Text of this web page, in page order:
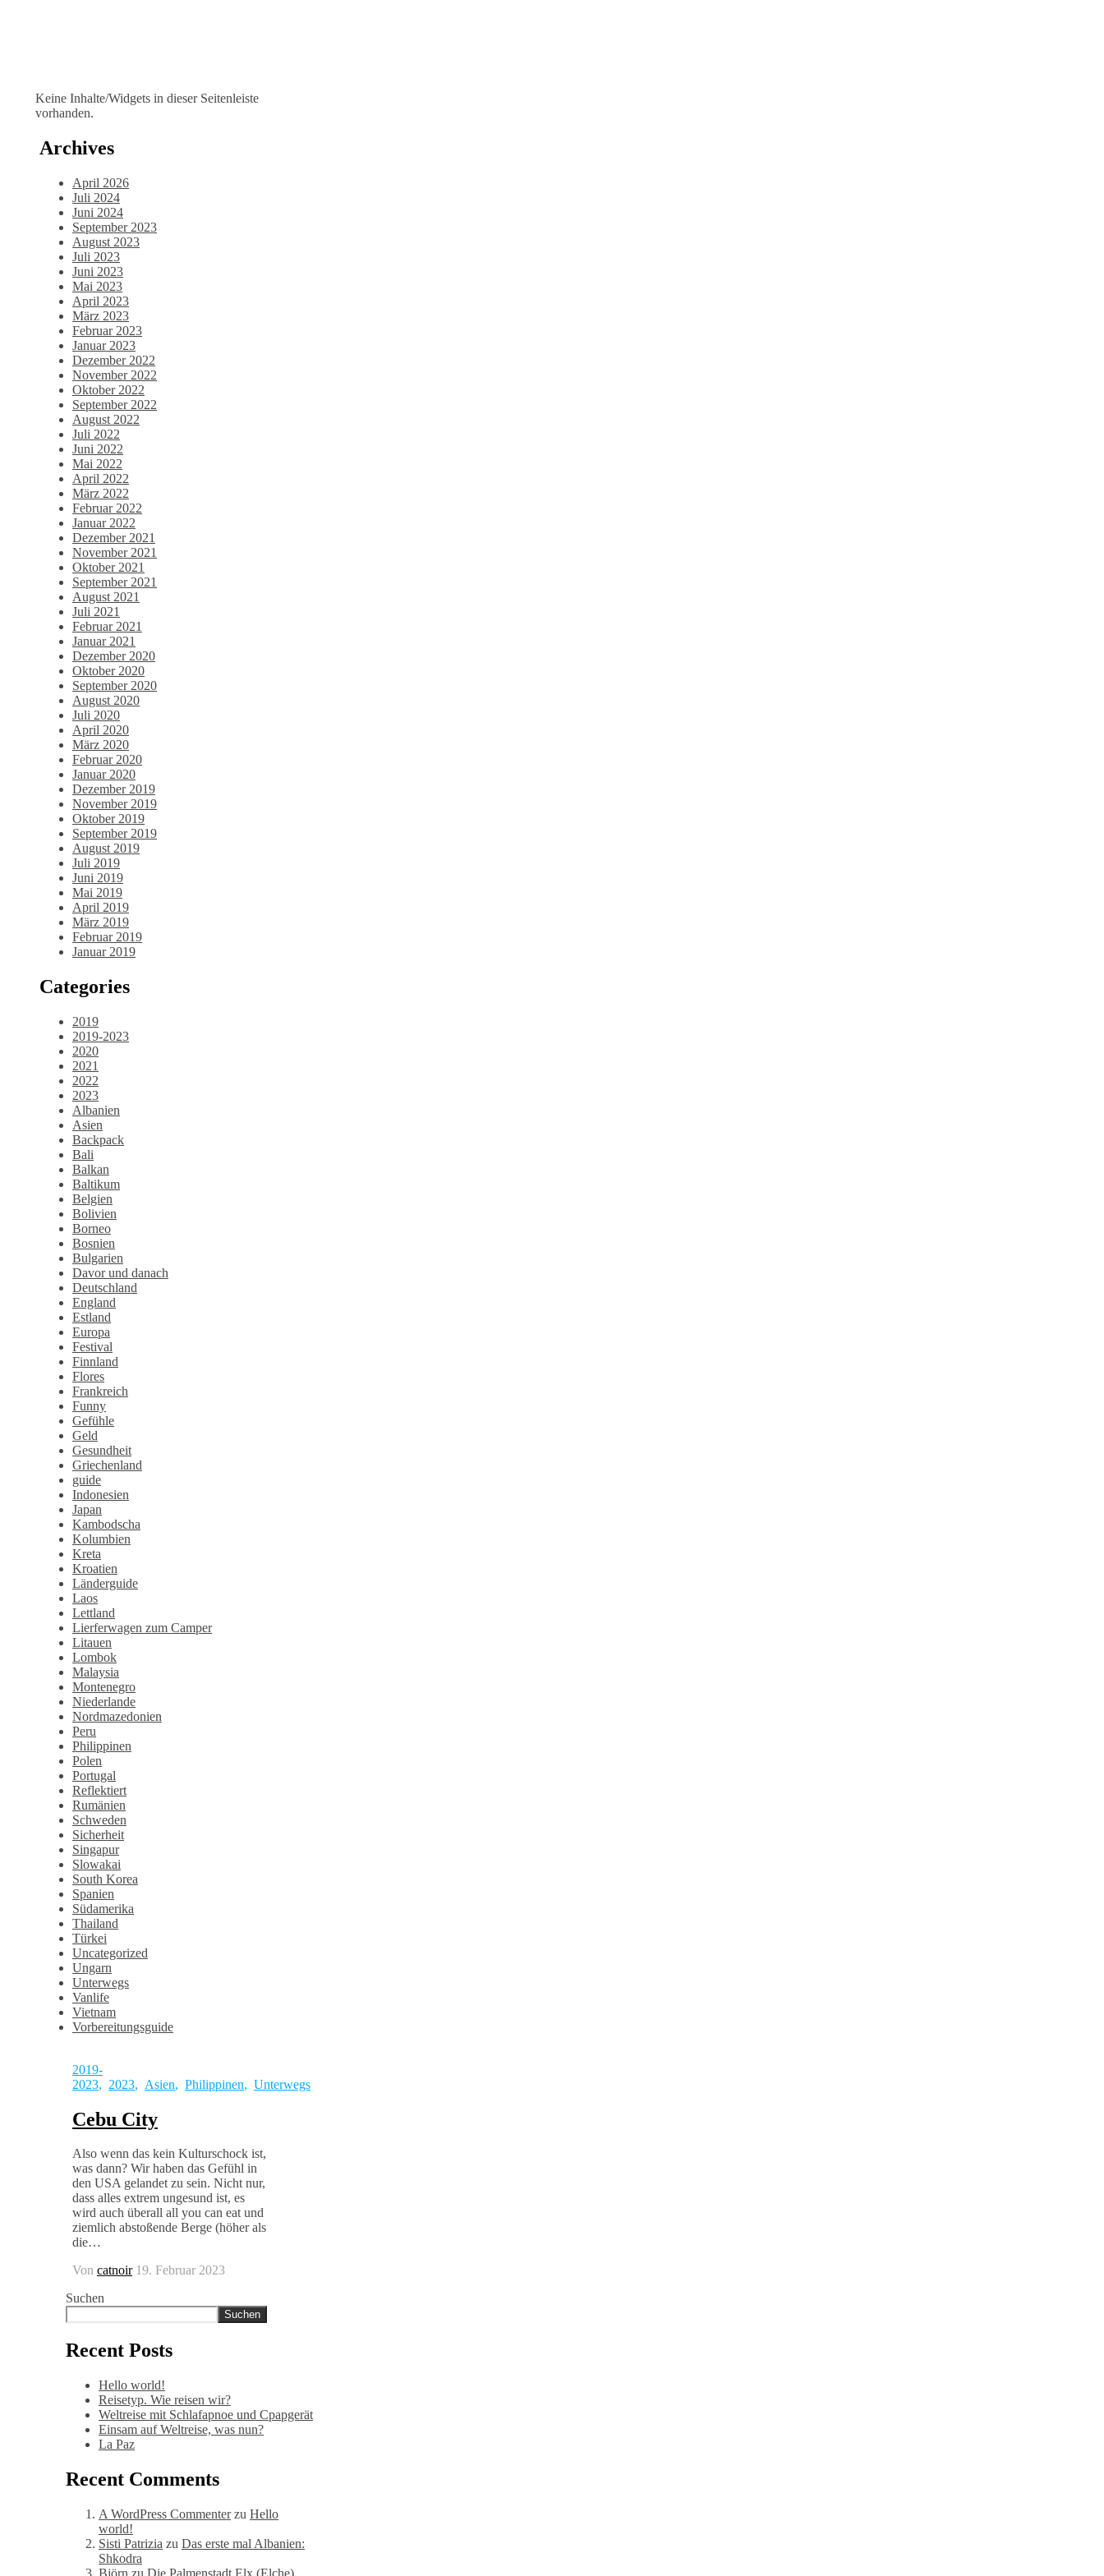
Keine Inhalte/Widgets in dieser Seitenleiste
vorhanden.
Archives
April 2026
Juli 2024
Juni 2024
September 2023
August 2023
Juli 2023
Juni 2023
Mai 2023
April 2023
März 2023
Februar 2023
Januar 2023
Dezember 2022
November 2022
Oktober 2022
September 2022
August 2022
Juli 2022
Juni 2022
Mai 2022
April 2022
März 2022
Februar 2022
Januar 2022
Dezember 2021
November 2021
Oktober 2021
September 2021
August 2021
Juli 2021
Februar 2021
Januar 2021
Dezember 2020
Oktober 2020
September 2020
August 2020
Juli 2020
April 2020
März 2020
Februar 2020
Januar 2020
Dezember 2019
November 2019
Oktober 2019
September 2019
August 2019
Juli 2019
Juni 2019
Mai 2019
April 2019
März 2019
Februar 2019
Januar 2019
Categories
2019
2019-2023
2020
2021
2022
2023
Albanien
Asien
Backpack
Bali
Balkan
Baltikum
Belgien
Bolivien
Borneo
Bosnien
Bulgarien
Davor und danach
Deutschland
England
Estland
Europa
Festival
Finnland
Flores
Frankreich
Funny
Gefühle
Geld
Gesundheit
Griechenland
guide
Indonesien
Japan
Kambodscha
Kolumbien
Kreta
Kroatien
Länderguide
Laos
Lettland
Lierferwagen zum Camper
Litauen
Lombok
Malaysia
Montenegro
Niederlande
Nordmazedonien
Peru
Philippinen
Polen
Portugal
Reflektiert
Rumänien
Schweden
Sicherheit
Singapur
Slowakai
South Korea
Spanien
Südamerika
Thailand
Türkei
Uncategorized
Ungarn
Unterwegs
Vanlife
Vietnam
Vorbereitungsguide
2019-
2023, 2023, Asien, Philippinen, Unterwegs
Cebu City
Also wenn das kein Kulturschock ist,
was dann? Wir haben das Gefühl in
den USA gelandet zu sein. Nicht nur,
dass alles extrem ungesund ist, es
wird auch überall all you can eat und
ziemlich abstoßende Berge (höher als
die…
Von catnoir 19. Februar 2023
Suchen
Suchen
Recent Posts
Hello world!
Reisetyp. Wie reisen wir?
Weltreise mit Schlafapnoe und Cpapgerät
Einsam auf Weltreise, was nun?
La Paz
Recent Comments
A WordPress Commenterzu Hello
world!
Sisti Patrizia zu Das erste mal Albanien:
Shkodra
Björn zu Die Palmenstadt Elx (Elche)